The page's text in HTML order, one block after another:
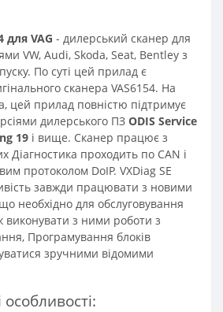
для VAG - дилерський сканер для
VW, Audi, Skoda, Seat, Bentley з
По суті цей прилад є
сканера VAS6154. На
цей прилад повністю підтримує
дилерського ПЗ ODIS Service
19 і вище. Сканер працює з
Діагностика проходить по CAN і
протоколом DoIP. VXDiag SE
завжди працювати з новими
необхідно для обслуговування
виконувати з ними роботи з
Програмування блоків
зручними відомими